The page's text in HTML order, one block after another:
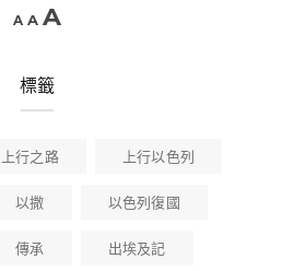
A A A
標籤
上行之路
上行以色列
以撒
以色列復國
傳承
出埃及記